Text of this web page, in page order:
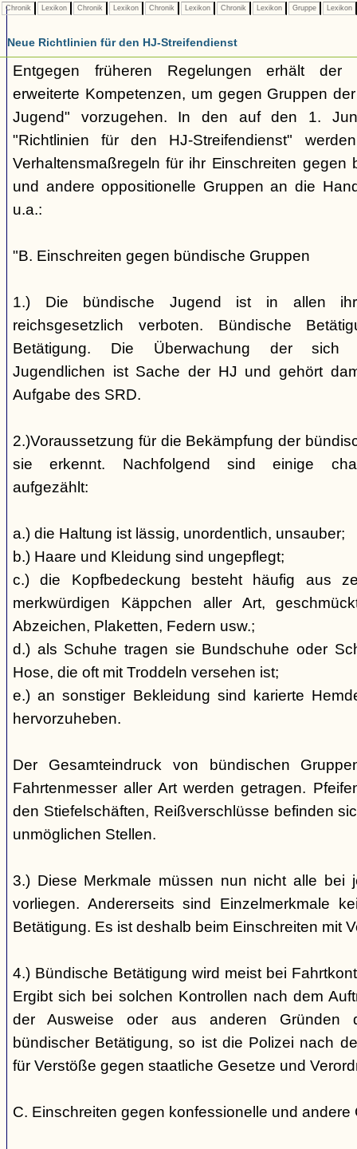
Chronik Lexikon Chronik Lexikon Chronik Lexikon Chronik Lexikon Gruppe Lexikon
Neue Richtlinien für den HJ-Streifendienst
Entgegen früheren Regelungen erhält der
erweiterte Kompetenzen, um gegen Gruppen
Jugend" vorzugehen. In den auf den 1.
"Richtlinien für den HJ-Streifendienst"
Verhaltensmaßregeln für ihr Einschreiten gegen
und andere oppositionelle Gruppen an die
u.a.:
"B. Einschreiten gegen bündische Gruppen
1.) Die bündische Jugend ist in allen
reichsgesetzlich verboten. Bündische
Betätigung. Die Überwachung der sich
Jugendlichen ist Sache der HJ und gehört
Aufgabe des SRD.
2.)Voraussetzung für die Bekämpfung der
sie erkennt. Nachfolgend sind einige
aufgezählt:
a.) die Haltung ist lässig, unordentlich, unsauber;
b.) Haare und Kleidung sind ungepflegt;
c.) die Kopfbedeckung besteht häufig aus
merkwürdigen Käppchen aller Art,
Abzeichen, Plaketten, Federn usw.;
d.) als Schuhe tragen sie Bundschuhe oder
Hose, die oft mit Troddeln versehen ist;
e.) an sonstiger Bekleidung sind karierte
hervorzuheben.
Der Gesamteindruck von bündischen
Fahrtenmesser aller Art werden getragen.
den Stiefelschäften, Reißverschlüsse befinden
unmöglichen Stellen.
3.) Diese Merkmale müssen nun nicht alle bei
vorliegen. Andererseits sind Einzelmerkmale
Betätigung. Es ist deshalb beim Einschreiten mit
4.) Bündische Betätigung wird meist bei
Ergibt sich bei solchen Kontrollen nach dem
der Ausweise oder aus anderen Gründen
bündischer Betätigung, so ist die Polizei nach
für Verstöße gegen staatliche Gesetze und
C. Einschreiten gegen konfessionelle und andere